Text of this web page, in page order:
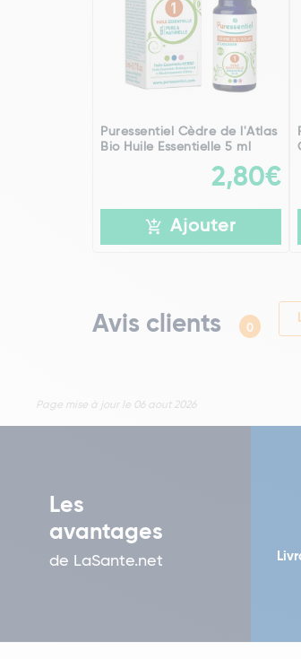
Puressentiel Cèdre de l'Atlas
Bio Huile Essentielle 5 ml
2,80€
Ajouter
Avis clients 0
Page mise à jour le 06 aout 2026
Les
avantages
de LaSante.net